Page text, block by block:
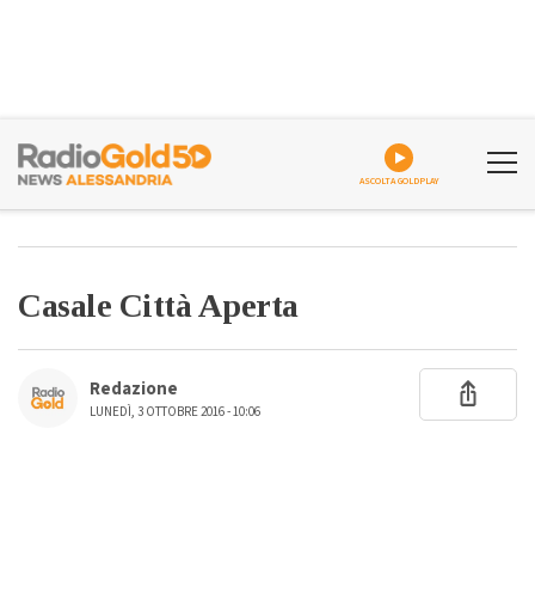
ASCOLTA GOLDPLAY
Casale Città Aperta
Redazione
LUNEDÌ, 3 OTTOBRE 2016 - 10:06